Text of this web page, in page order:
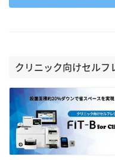
クリニック向けセルフ